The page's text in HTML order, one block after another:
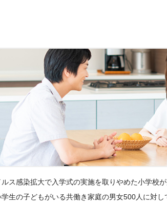
ス感染拡大で入学式の実施を取りやめた小学校
生の子どもがいる共働き家庭の男女500人に対